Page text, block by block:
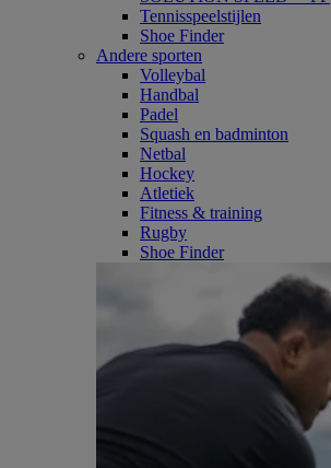
Tennisspeelstijlen
Shoe Finder
Andere sporten
Volleybal
Handbal
Padel
Squash en badminton
Netbal
Hockey
Atletiek
Fitness & training
Rugby
Shoe Finder